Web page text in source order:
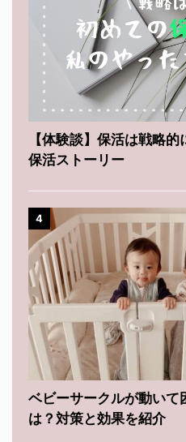
【体験談】保活は戦略
保活ストーリー
4
ベビーサークルが動いて
は？対策と効果を紹介